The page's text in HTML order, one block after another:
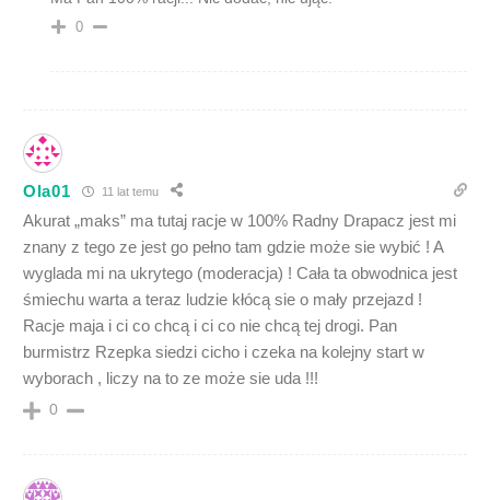
0
Ola01 11 lat temu
Akurat „maks” ma tutaj racje w 100% Radny Drapacz jest mi
znany z tego ze jest go pełno tam gdzie może sie wybić ! A
wyglada mi na ukrytego (moderacja) ! Cała ta obwodnica jest
śmiechu warta a teraz ludzie kłócą sie o mały przejazd !
Racje maja i ci co chcą i ci co nie chcą tej drogi. Pan
burmistrz Rzepka siedzi cicho i czeka na kolejny start w
wyborach , liczy na to ze może sie uda !!!
0